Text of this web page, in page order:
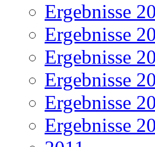
Ergebnisse
Ergebnisse
Ergebnisse
Ergebnisse
Ergebnisse
Ergebnisse